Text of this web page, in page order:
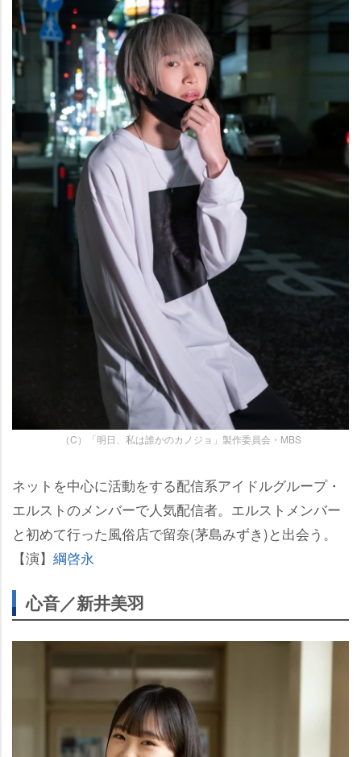
（C）「明日、私は誰かのカノジョ」製作委員会・MBS
ネットを中心に活動をする配信系アイドルグループ・
エルストのメンバーで人気配信者。エルストメンバー
と初めて行った風俗店で留奈(茅島みずき)と出会う。
【演】 綱啓永
心音／新井美羽